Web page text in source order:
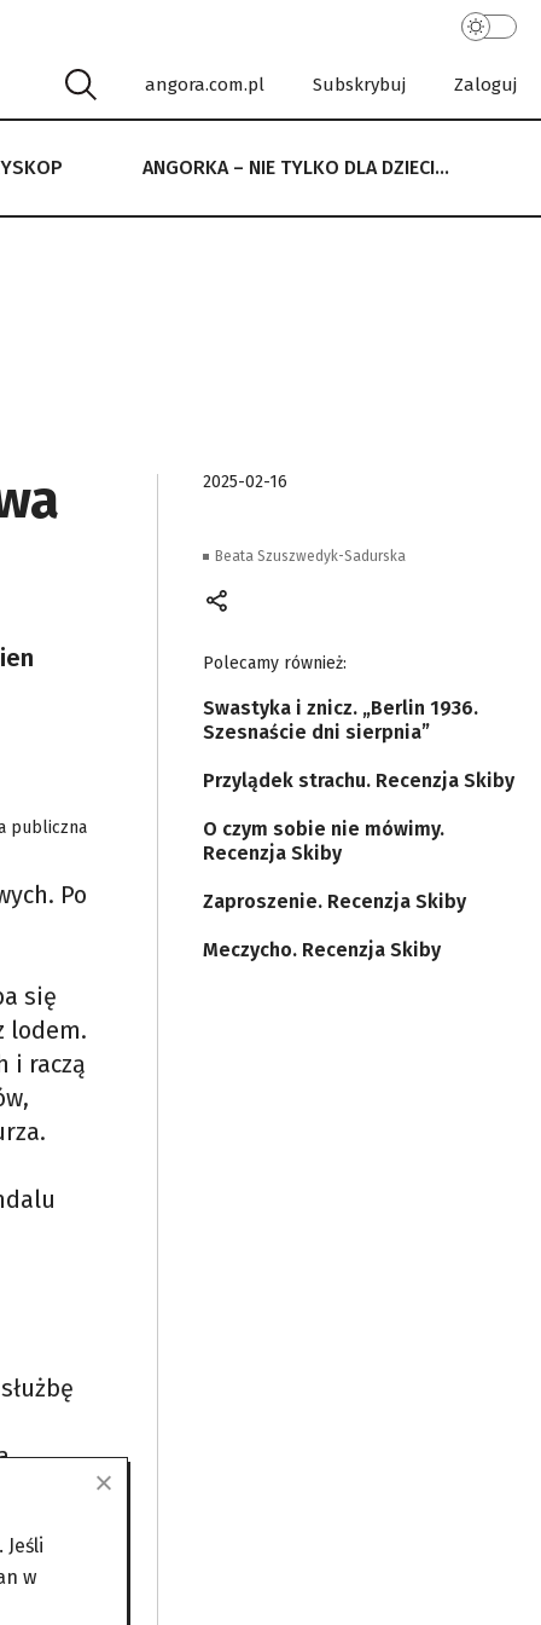
angora.com.pl Subskrybuj Zaloguj
ANGORKA – NIE TYLKO DLA DZIECI…
NIE TYLKO DLA DZIECI…
publiczna
Po
się
lodem.
i raczą
IV i
2025-02-16
Beata Szuszwedyk-Sadurska
Polecamy również:
Swastyka i znicz. „Berlin 1936.
Szesnaście dni sierpnia”
Przylądek strachu. Recenzja Skiby
O czym sobie nie mówimy.
Recenzja Skiby
Zaproszenie. Recenzja Skiby
Meczycho. Recenzja Skiby
w